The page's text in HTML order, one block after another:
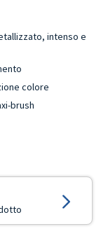
intenso e
colore
brush